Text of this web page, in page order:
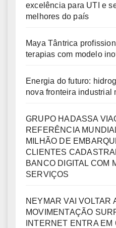
excelência para UTI e
melhores do país
Maya Tântrica
terapias com modelo
Energia do futuro:
nova fronteira industrial
GRUPO HADASSA
REFERÊNCIA
MILHÃO DE
CLIENTES
BANCO DIGITAL COM
SERVIÇOS
NEYMAR VAI VOLTAR
MOVIMENTAÇÃO
INTERNET ENTRA EM